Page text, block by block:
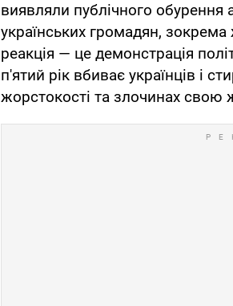
виявляли публічного обурення
українських громадян,
реакція — це демонстрація
п'ятий рік вбиває українців і
жорстокості та злочинах свою